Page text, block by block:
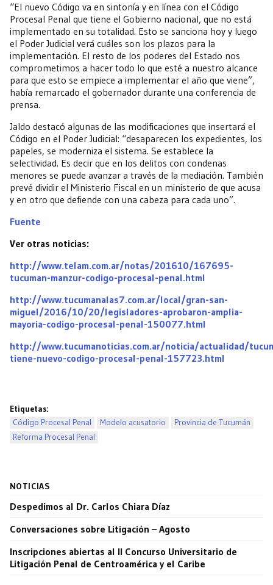
“El nuevo Código va en sintonía y en línea con el Código
Procesal Penal que tiene el Gobierno nacional, que no está
implementado en su totalidad. Esto se sanciona hoy y luego
el Poder Judicial verá cuáles son los plazos para la
implementación. El resto de los poderes del Estado nos
comprometimos a hacer todo lo que esté a nuestro alcance
para que esto se empiece a implementar el año que viene”,
había remarcado el gobernador durante una conferencia de
prensa.
Jaldo destacó algunas de las modificaciones que insertará el
Código en el Poder Judicial: “desaparecen los expedientes, los
papeles, se moderniza el sistema. Se establece la
selectividad. Es decir que en los delitos con condenas
menores se puede avanzar a través de la mediación. También
prevé dividir el Ministerio Fiscal en un ministerio de que acusa
y en otro que defiende con una cabeza para cada uno”.
Fuente
Ver otras noticias:
http://www.telam.com.ar/notas/201610/167695-
tucuman-manzur-codigo-procesal-penal.html
http://www.tucumanalas7.com.ar/local/gran-san-
miguel/2016/10/20/legisladores-aprobaron-amplia-
mayoria-codigo-procesal-penal-150077.html
http://www.tucumanoticias.com.ar/noticia/actualidad/
tiene-nuevo-codigo-procesal-penal-157723.html
Etiquetas:
Código Procesal Penal
Modelo acusatorio
Provincia de Tucumán
Reforma Procesal Penal
NOTICIAS
Despedimos al Dr. Carlos Chiara Díaz
Conversaciones sobre Litigación – Agosto
Inscripciones abiertas al II Concurso Universitario de
Litigación Penal de Centroamérica y el Caribe